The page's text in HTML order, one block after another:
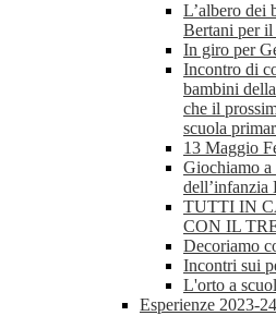
L’albero dei
Bertani per
In giro per
Incontro di
bambini
che il
scuola
13 Maggio
Giochiamo a
dell’infanzia
TUTTI IN
CON IL
Decoriamo
Incontri sui
L'orto a
Esperienze 2023-